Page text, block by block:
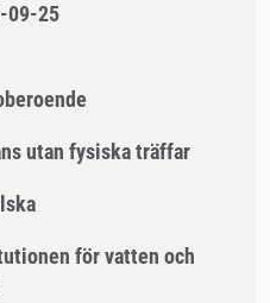
09-25
utan fysiska träffar
för vatten och